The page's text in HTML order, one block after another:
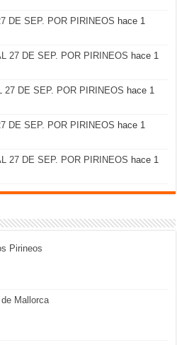
DE SEP. POR PIRINEOS hace 1
27 DE SEP. POR PIRINEOS hace 1
27 DE SEP. POR PIRINEOS hace 1
DE SEP. POR PIRINEOS hace 1
27 DE SEP. POR PIRINEOS hace 1
Pirineos
Mallorca